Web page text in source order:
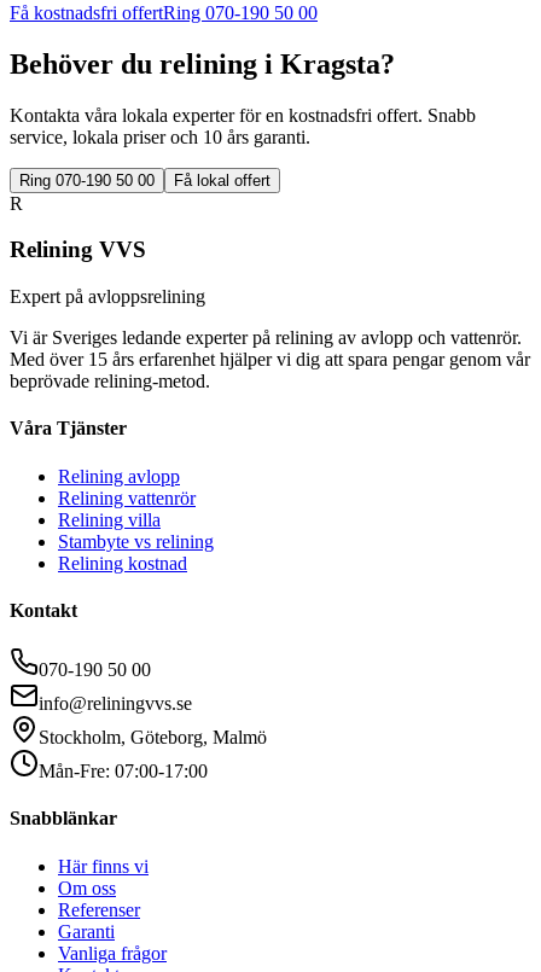
Få kostnadsfri offertRing 070-190 50 00
Behöver du relining i Kragsta?
Kontakta våra lokala experter för en kostnadsfri offert. Snabb
service, lokala priser och 10 års garanti.
Ring 070-190 50 00 Få lokal offert
R
Relining VVS
Expert på avloppsrelining
Vi är Sveriges ledande experter på relining av avlopp och vattenrör.
Med över 15 års erfarenhet hjälper vi dig att spara pengar genom vår
beprövade relining-metod.
Våra Tjänster
Relining avlopp
Relining vattenrör
Relining villa
Stambyte vs relining
Relining kostnad
Kontakt
070-190 50 00
info@reliningvvs.se
Stockholm, Göteborg, Malmö
Mån-Fre: 07:00-17:00
Snabblänkar
Här finns vi
Om oss
Referenser
Garanti
Vanliga frågor